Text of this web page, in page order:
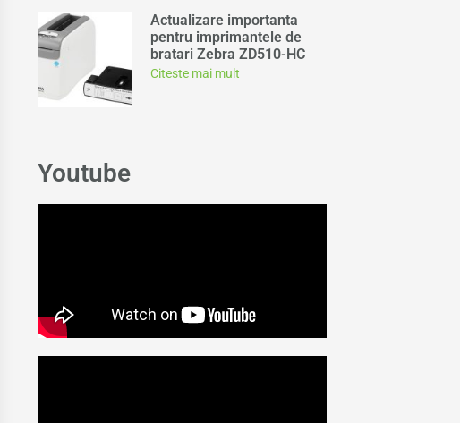
Actualizare importanta
pentru imprimantele de
bratari Zebra ZD510-HC
Citeste mai mult
Youtube